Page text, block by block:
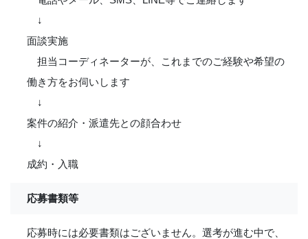
↓
面談実施
担当コーディネーターが、これまでのご経験や希望の
働き方をお伺いします
↓
案件の紹介・派遣先との顔合わせ
↓
成約・入職
応募書類等
応募時には必要書類はございません。選考が進む中で、